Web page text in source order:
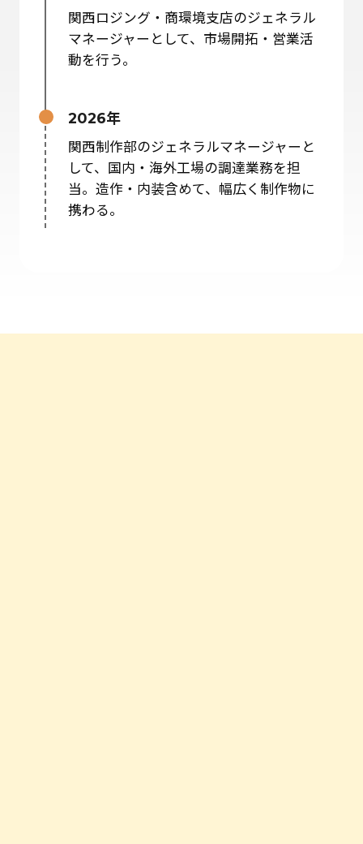
関西ロジング・商環境支店のジェネラル
マネージャーとして、市場開拓・営業活
動を行う。
2026年
関西制作部のジェネラルマネージャーと
して、国内・海外工場の調達業務を担
当。造作・内装含めて、幅広く制作物に
携わる。